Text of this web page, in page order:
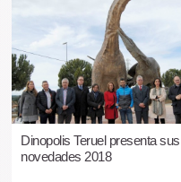
Dinopolis Teruel presenta sus
novedades 2018